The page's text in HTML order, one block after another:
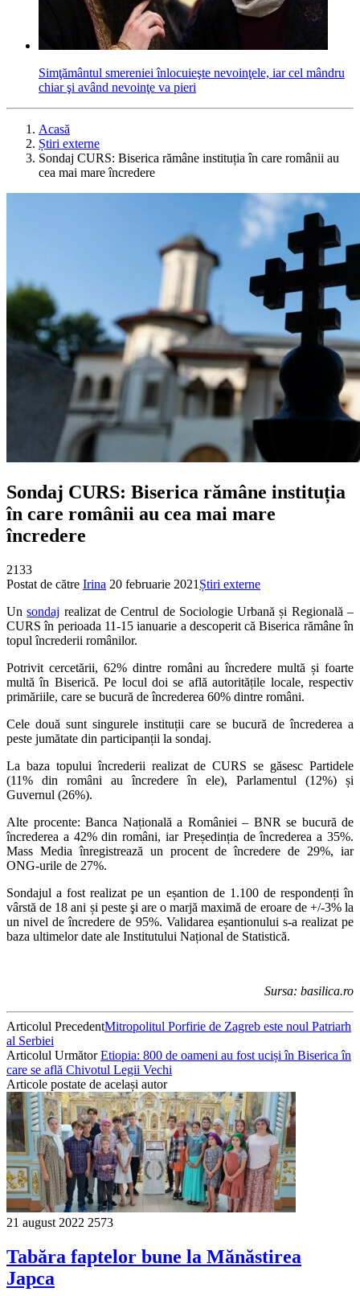
Simţământul smereniei înlocuieşte nevoinţele, iar cel mândru
chiar şi având nevoinţe va pieri
Acasă
Știri externe
Sondaj CURS: Biserica rămâne instituția în care românii au
cea mai mare încredere
Sondaj CURS: Biserica rămâne instituția
în care românii au cea mai mare
încredere
2133
Postat de către Irina 20 februarie 2021 Știri externe
Unsondaj realizat de Centrul de Sociologie Urbană și Regională –
CURS în perioada 11-15 ianuarie a descoperit că Biserica rămâne în
topul încrederii românilor.
Potrivit cercetării, 62% dintre români au încredere multă și foarte
multă în Biserică. Pe locul doi se află autoritățile locale, respectiv
primăriile, care se bucură de încrederea 60% dintre români.
Cele două sunt singurele instituții care se bucură de încrederea a
peste jumătate din participanții la sondaj.
La baza topului încrederii realizat de CURS se găsesc Partidele
(11% din români au încredere în ele), Parlamentul (12%) și
Guvernul (26%).
Alte procente: Banca Națională a României – BNR se bucură de
încrederea a 42% din români, iar Președinția de încrederea a 35%.
Mass Media înregistrează un procent de încredere de 29%, iar
ONG-urile de 27%.
Sondajul a fost realizat pe un eșantion de 1.100 de respondenți în
vârstă de 18 ani și peste şi are o marjă maximă de eroare de +/-3% la
un nivel de încredere de 95%. Validarea eșantionului s-a realizat pe
baza ultimelor date ale Institutului Național de Statistică.
Sursa: basilica.ro
Articolul PrecedentMitropolitul Porfirie de Zagreb este noul Patriarh
al Serbiei
Articolul UrmătorEtiopia: 800 de oameni au fost uciși în Biserica în
care se află Chivotul Legii Vechi
Articole postate de același autor
21 august 2022 2573
Tabăra faptelor bune la Mănăstirea
Japca